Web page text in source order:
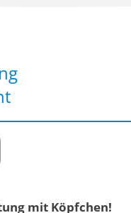
mit Köpfchen!